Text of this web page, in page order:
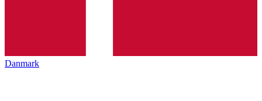
Danmark